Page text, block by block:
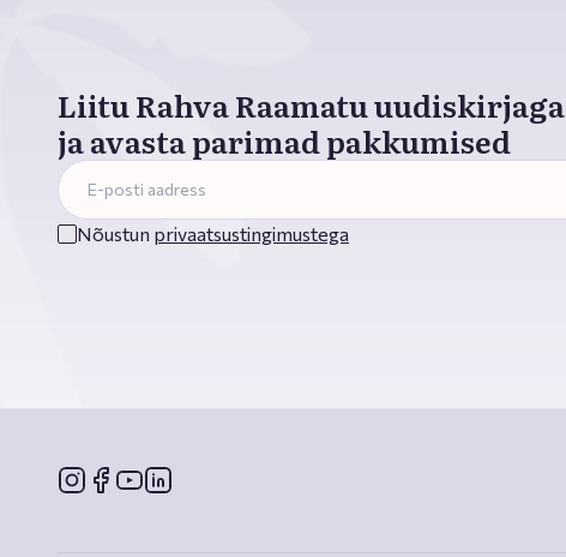
Liitu Rahva Raamatu uudiskirjaga
ja avasta parimad pakkumised
Nõustun privaatsustingimustega